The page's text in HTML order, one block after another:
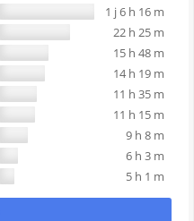
1 j 6 h 16 m
22 h 25 m
15 h 48 m
14 h 19 m
11 h 35 m
11 h 15 m
9 h 8 m
6 h 3 m
5 h 1 m